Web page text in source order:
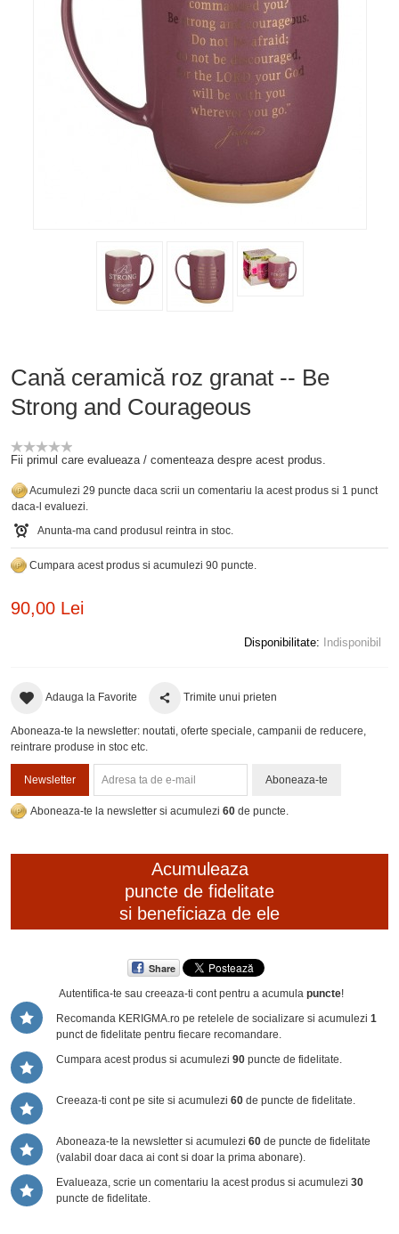
Cană ceramică roz granat -- Be
Strong and Courageous
Fii primul care evalueaza / comenteaza despre acest produs.
Acumulezi 29 puncte daca scrii un comentariu la acest produs si 1 punct
daca-l evaluezi.
Anunta-ma cand produsul reintra in stoc.
Cumpara acest produs si acumulezi 90 puncte.
90,00 Lei
Disponibilitate: Indisponibil
Adauga la Favorite Trimite unui prieten
Aboneaza-te la newsletter: noutati, oferte speciale, campanii de reducere,
reintrare produse in stoc etc.
Newsletter Aboneaza-te
Aboneaza-te la newsletter si acumulezi 60 de puncte.
Acumuleaza
puncte de fidelitate
si beneficiaza de ele
Share
Autentifica-te sau creeaza-ti contpentru a acumula puncte!
Recomanda KERIGMA.ro pe retelele de socializare si acumulezi 1
punct de fidelitate pentru fiecare recomandare.
Cumpara acest produs si acumulezi 90 puncte de fidelitate.
Creeaza-ti cont pe site si acumulezi 60 de puncte de fidelitate.
Aboneaza-te la newsletter si acumulezi 60 de puncte de fidelitate
(valabil doar daca ai cont si doar la prima abonare).
Evalueaza, scrie un comentariu la acest produs si acumulezi 30
puncte de fidelitate.